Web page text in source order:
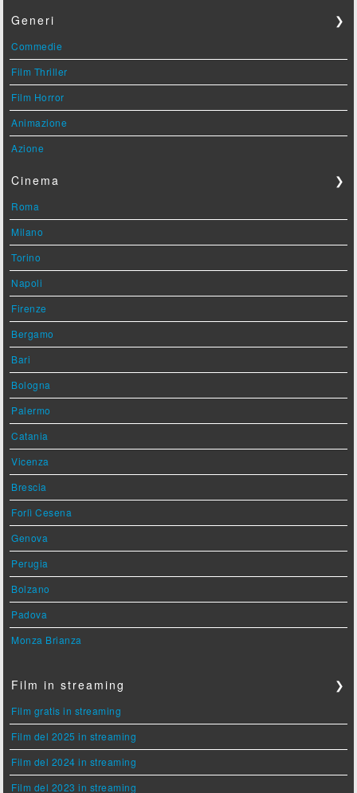
Generi ❯
Commedie
Film Thriller
Film Horror
Animazione
Azione
Cinema ❯
Roma
Milano
Torino
Napoli
Firenze
Bergamo
Bari
Bologna
Palermo
Catania
Vicenza
Brescia
Forlì Cesena
Genova
Perugia
Bolzano
Padova
Monza Brianza
Film in streaming ❯
Film gratis in streaming
Film del 2025 in streaming
Film del 2024 in streaming
Film del 2023 in streaming